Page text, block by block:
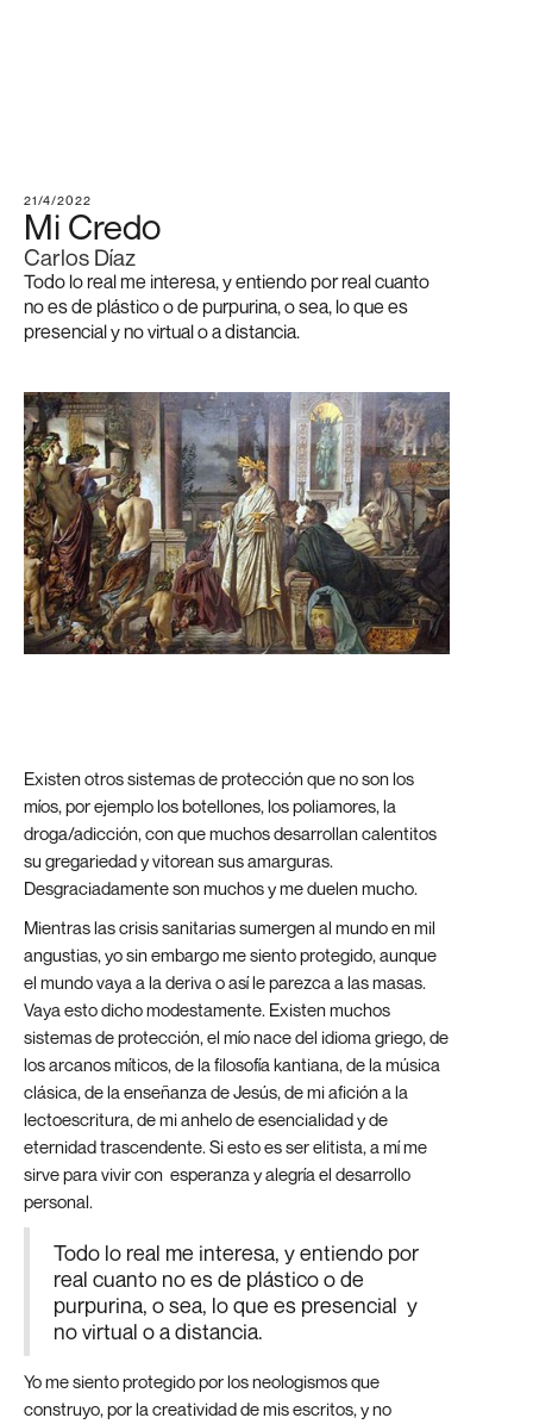
21/4/2022
Mi Credo
Carlos Díaz
Todo lo real me interesa, y entiendo por real cuanto
no es de plástico o de purpurina, o sea, lo que es
presencial y no virtual o a distancia.
Existen otros sistemas de protección que no son los
míos, por ejemplo los botellones, los poliamores, la
droga/adicción, con que muchos desarrollan calentitos
su gregariedad y vitorean sus amarguras.
Desgraciadamente son muchos y me duelen mucho.
Mientras las crisis sanitarias sumergen al mundo en mil
angustias, yo sin embargo me siento protegido, aunque
el mundo vaya a la deriva o así le parezca a las masas.
Vaya esto dicho modestamente. Existen muchos
sistemas de protección, el mío nace del idioma griego, de
los arcanos míticos, de la filosofía kantiana, de la música
clásica, de la enseñanza de Jesús, de mi afición a la
lectoescritura, de mi anhelo de esencialidad y de
eternidad trascendente. Si esto es ser elitista, a mí me
sirve para vivir con esperanza y alegría el desarrollo
personal.
Todo lo real me interesa, y entiendo por
real cuanto no es de plástico o de
purpurina, o sea, lo que es presencial y
no virtual o a distancia.
Yo me siento protegido por los neologismos que
construyo, por la creatividad de mis escritos, y no